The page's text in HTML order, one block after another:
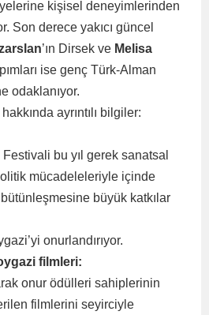
kişisel deneyimlerinden
Son derece yakıcı güncel
’ın Dirsek ve Melisa
ise genç Türk-Alman
odaklanıyor.
ayrıntılı bilgiler:
bu yıl gerek sanatsal
mücadeleleriyle içinde
bütünleşmesine büyük katkılar
onurlandırıyor.
filmleri:
onur ödülleri sahiplerinin
filmlerini seyirciyle